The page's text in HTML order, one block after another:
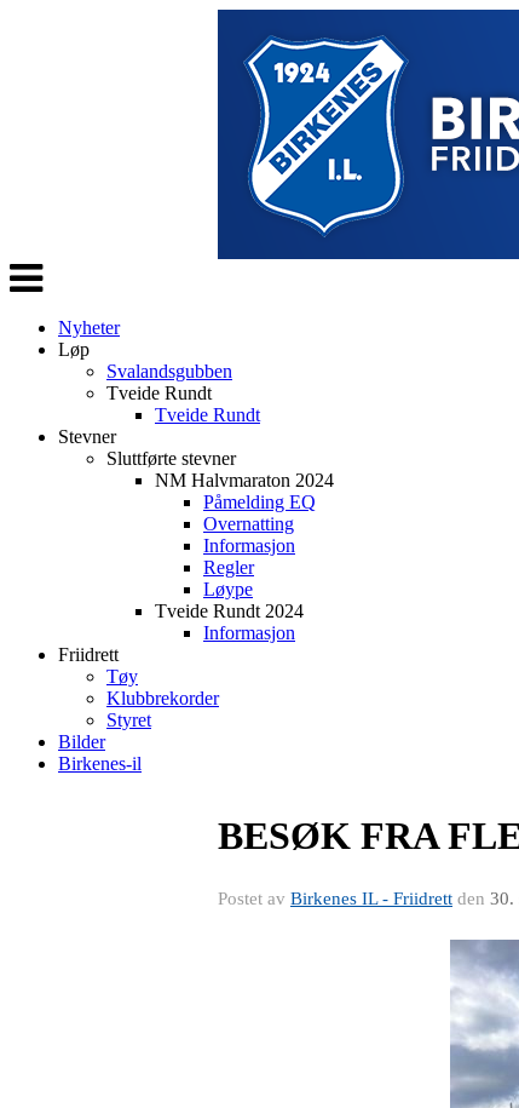
Veksle
navigasjon
Nyheter
Løp
Svalandsgubben
Tveide Rundt
Tveide Rundt
Stevner
Sluttførte stevner
NM Halvmaraton 2024
Påmelding EQ
Overnatting
Informasjon
Regler
Løype
Tveide Rundt 2024
Informasjon
Friidrett
Tøy
Klubbrekorder
Styret
Bilder
Birkenes-il
BESØK FRA
Postet av Birkenes IL - Friidrett den 30.